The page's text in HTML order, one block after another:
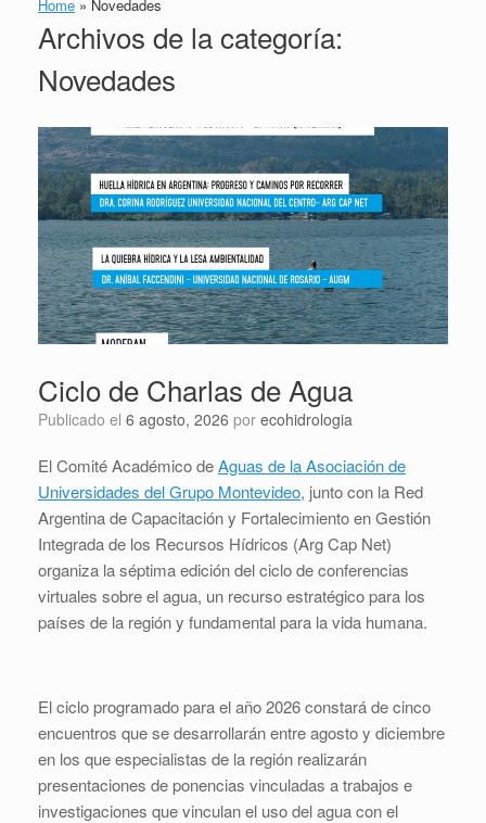
Home » Novedades
Archivos de la categoría:
Novedades
Ciclo de Charlas de Agua
Publicado el 6 agosto, 2026 por ecohidrologia
El Comité Académico deAguas de la Asociación de
Universidades del Grupo Montevideo, junto con la Red
Argentina de Capacitación y Fortalecimiento en Gestión
Integrada de los Recursos Hídricos (Arg Cap Net)
organiza la séptima edición del ciclo de conferencias
virtuales sobre el agua, un recurso estratégico para los
países de la región y fundamental para la vida humana.
El ciclo programado para el año 2026 constará de cinco
encuentros que se desarrollarán entre agosto y diciembre
en los que especialistas de la región realizarán
presentaciones de ponencias vinculadas a trabajos e
investigaciones que vinculan el uso del agua con el